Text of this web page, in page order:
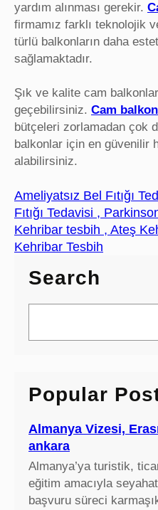
yardım alınması gerekir.
firmamız farklı teknolojik
türlü balkonların daha
sağlamaktadır.
Şık ve kalite cam
geçebilirsiniz. Cam
bütçeleri zorlamadan çok
balkonlar için en güvenilir
alabilirsiniz.
Ameliyatsız Bel Fıtığı
Fıtığı Tedavisi ,
Kehribar tesbih , Ateş
Kehribar Tesbih
Search
a
h
Popular
Almanya Vizesi,
ankara
Almanya’ya turistik,
eğitim amacıyla
başvuru süreci